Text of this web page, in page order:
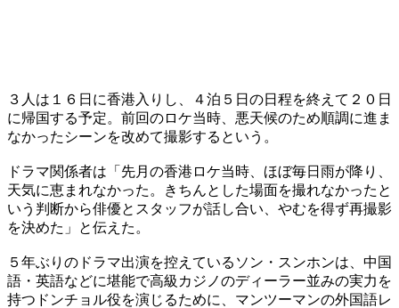
３人は１６日に香港入りし、４泊５日の日程を終えて２０日
に帰国する予定。前回のロケ当時、悪天候のため順調に進ま
なかったシーンを改めて撮影するという。
ドラマ関係者は「先月の香港ロケ当時、ほぼ毎日雨が降り、
天気に恵まれなかった。きちんとした場面を撮れなかったと
いう判断から俳優とスタッフが話し合い、やむを得ず再撮影
を決めた」と伝えた。
５年ぶりのドラマ出演を控えているソン・スンホンは、中国
語・英語などに堪能で高級カジノのディーラー並みの実力を
持つドンチョル役を演じるために、マンツーマンの外国語レ